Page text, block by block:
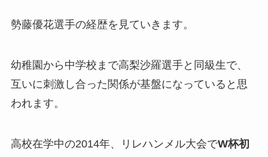
勢藤優花選手の経歴を見ていきます。
幼稚園から中学校まで高梨沙羅選手と同級生で、
互いに刺激し合った関係が基盤になっていると思
われます。
高校在学中の2014年、リレハンメル大会でW杯初